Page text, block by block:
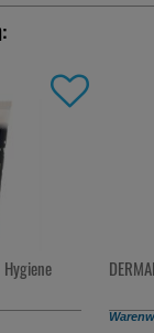
Gel
20 €
120St